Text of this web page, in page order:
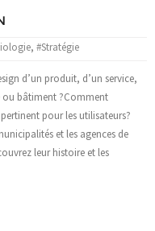
, #Stratégie
d’un produit, d’un service,
ou bâtiment ?Comment
pour les utilisateurs?
et les agences de
leur histoire et les